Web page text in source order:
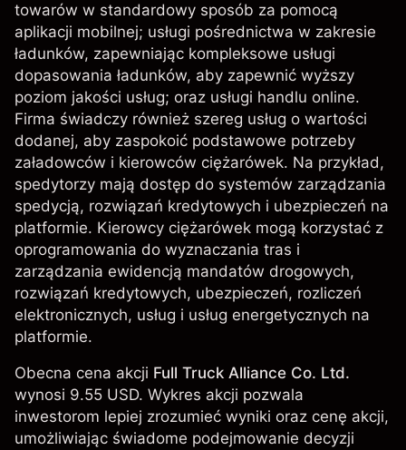
towarów w standardowy sposób za pomocą
aplikacji mobilnej; usługi pośrednictwa w zakresie
ładunków, zapewniając kompleksowe usługi
dopasowania ładunków, aby zapewnić wyższy
poziom jakości usług; oraz usługi handlu online.
Firma świadczy również szereg usług o wartości
dodanej, aby zaspokoić podstawowe potrzeby
załadowców i kierowców ciężarówek. Na przykład,
spedytorzy mają dostęp do systemów zarządzania
spedycją, rozwiązań kredytowych i ubezpieczeń na
platformie. Kierowcy ciężarówek mogą korzystać z
oprogramowania do wyznaczania tras i
zarządzania ewidencją mandatów drogowych,
rozwiązań kredytowych, ubezpieczeń, rozliczeń
elektronicznych, usług i usług energetycznych na
platformie.
Obecna cena akcji Full Truck Alliance Co. Ltd.
wynosi 9.55 USD. Wykres akcji pozwala
inwestorom lepiej zrozumieć wyniki oraz cenę akcji,
umożliwiając świadome podejmowanie decyzji